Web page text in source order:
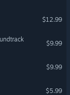
$12.99
$9.99
$9.99
$5.99